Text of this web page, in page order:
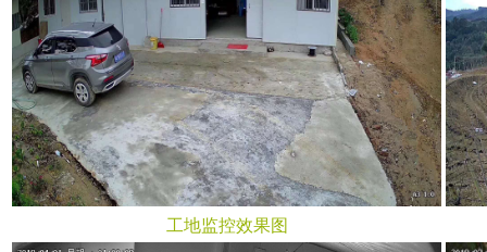
工地监控效果图